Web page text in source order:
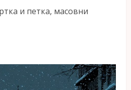
и петка, масовни